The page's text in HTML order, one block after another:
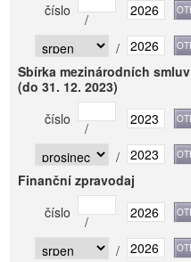
číslo
/
/
Sbírka mezinárodních smluv
(do 31. 12. 2023)
číslo
/
/
Finanční zpravodaj
číslo
/
/